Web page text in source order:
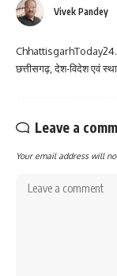
Vivek Pandey
छत्तीसगढ़, देश-विदेश एवं
Leave a
Your email address will